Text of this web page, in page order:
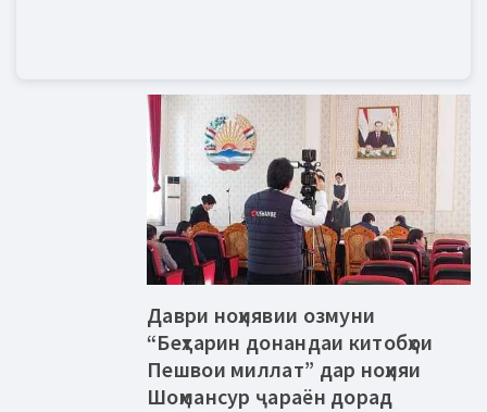
Даври ноҳиявии озмуни
“Беҳтарин донандаи китобҳои
Пешвои миллат” дар ноҳияи
Шоҳмансур ҷараён дорад